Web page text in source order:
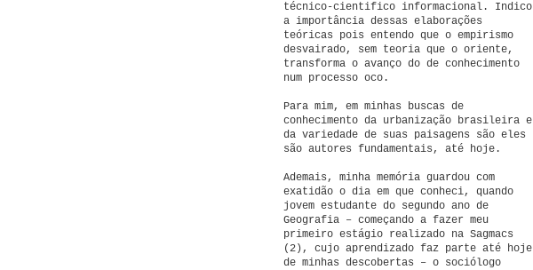
técnico-cientifico informacional. Indico
a importância dessas elaborações
teóricas pois entendo que o empirismo
desvairado, sem teoria que o oriente,
transforma o avanço do de conhecimento
num processo oco.
Para mim, em minhas buscas de
conhecimento da urbanização brasileira e
da variedade de suas paisagens são eles
são autores fundamentais, até hoje.
Ademais, minha memória guardou com
exatidão o dia em que conheci, quando
jovem estudante do segundo ano de
Geografia – começando a fazer meu
primeiro estágio realizado na Sagmacs
(2), cujo aprendizado faz parte até hoje
de minhas descobertas – o sociólogo